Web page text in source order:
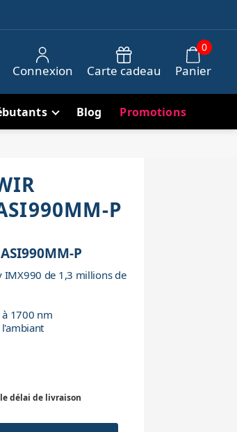
Connexion Carte cadeau Panier
0
Blog Promotions
P
P
IMX990 de 1,3 millions de
à 1700 nm
l'ambiant
délai de livraison